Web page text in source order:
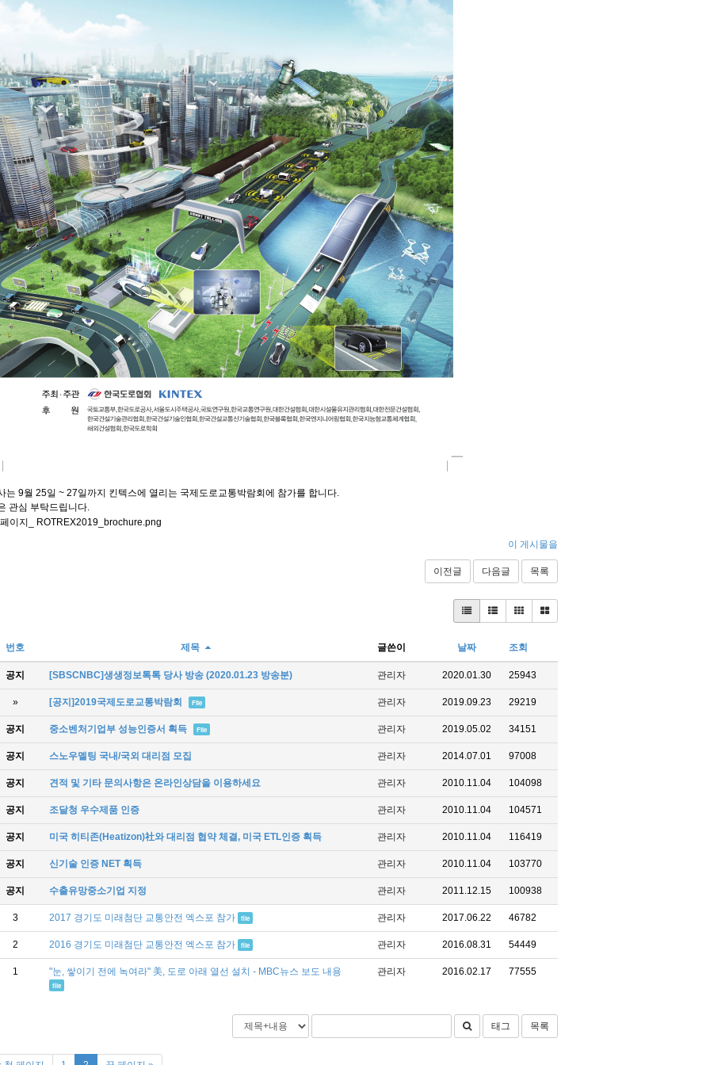
는 9월 25일 ~ 27일까지 킨텍스에 열리는 국제도로교통박람회에 참가를 합니다.
관심 부탁드립니다.
이 게시물을
이전글 다음글 목록
번호 제목 글쓴이 날짜 조회
공지 [SBSCNBC]생생정보톡톡 당사 방송 (2020.01.23 방송분) 관리자 2020.01.30 25943
» [공지]2019국제도로교통박람회 File 관리자 2019.09.23 29219
공지 중소벤처기업부 성능인증서 획득 File 관리자 2019.05.02 34151
공지 스노우멜팅 국내/국외 대리점 모집 관리자 2014.07.01 97008
공지 견적 및 기타 문의사항은 온라인상담을 이용하세요 관리자 2010.11.04 104098
공지 조달청 우수제품 인증 관리자 2010.11.04 104571
공지 미국 히티존(Heatizon)社와 대리점 협약 체결, 미국 ETL인증 획득 관리자 2010.11.04 116419
공지 신기술 인증 NET 획득 관리자 2010.11.04 103770
공지 수출유망중소기업 지정 관리자 2011.12.15 100938
3 2017 경기도 미래첨단 교통안전 엑스포 참가 file 관리자 2017.06.22 46782
2 2016 경기도 미래첨단 교통안전 엑스포 참가 file 관리자 2016.08.31 54449
1 "눈, 쌓이기 전에 녹여라" 美, 도로 아래 열선 설치 - MBC뉴스 보도 내용
file
관리자 2016.02.17 77555
태그 목록